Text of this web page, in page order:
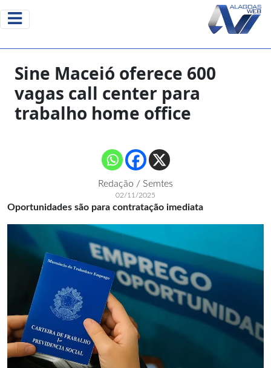
Sine Maceió oferece 600
vagas call center para
trabalho home office
Redação / Semtes
02/11/2025
Oportunidades são para contratação imediata